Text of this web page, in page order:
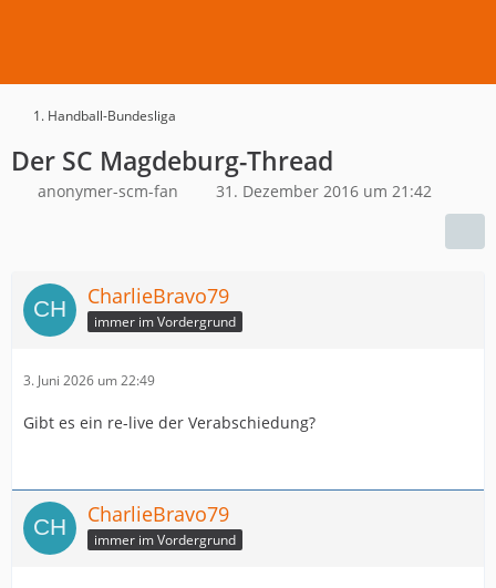
1. Handball-Bundesliga
Der SC Magdeburg-Thread
anonymer-scm-fan 31. Dezember 2016 um 21:42
CharlieBravo79
immer im Vordergrund
3. Juni 2026 um 22:49
Gibt es ein re-live der Verabschiedung?
CharlieBravo79
immer im Vordergrund